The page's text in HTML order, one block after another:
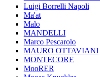
Luigi Borrelli Napoli
Ma'at
Malo
MANDELLI
Marco Pescarolo
MAURO OTTAVIANI
MONTECORE
MooRER